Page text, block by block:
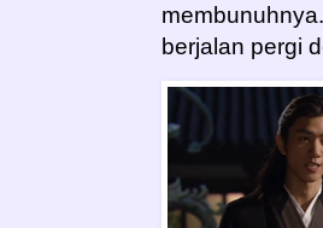
berjalan pergi